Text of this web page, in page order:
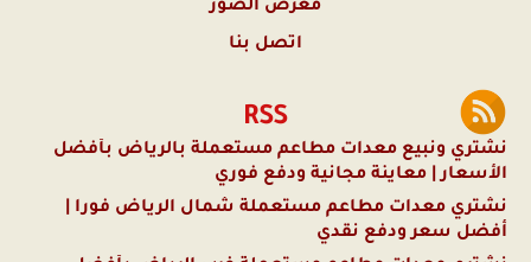
معرض الصور
اتصل بنا
RSS
نشتري ونبيع معدات مطاعم مستعملة بالرياض بأفضل
الأسعار | معاينة مجانية ودفع فوري
نشتري معدات مطاعم مستعملة شمال الرياض فوراً |
أفضل سعر ودفع نقدي